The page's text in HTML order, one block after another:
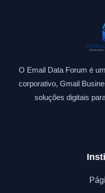
O Email Data Forum é
corporativo, Gmail
soluções digitais